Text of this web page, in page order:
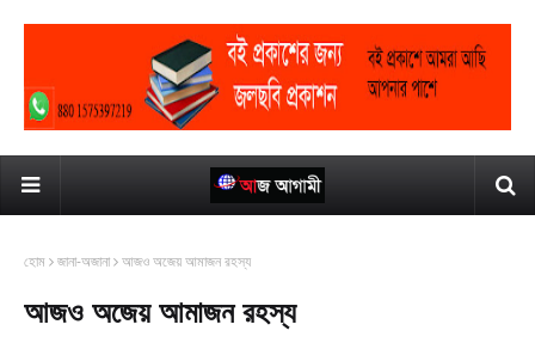
হোম জানা-অজানা আজও অজেয় আমাজন রহস্য
আজও অজেয় আমাজন রহস্য